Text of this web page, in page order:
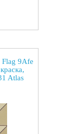
Flag 9Afe
Atlas